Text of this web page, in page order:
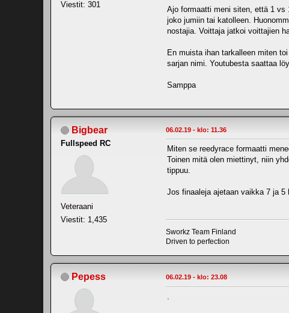
Viestit: 301
Ajo formaatti meni siten, että 1 vs
joko jumiin tai katolleen.
nostajia. Voittaja jatkoi voittajien
En muista ihan tarkalleen miten
sarjan nimi. Youtubesta saattaa
Samppa
Bigbear
Fullspeed RC
Veteraani
Viestit: 1,435
06.02.19 - klo: 11.36
Miten se reedyrace formaatti
Toinen mitä olen miettinyt, niin
tippuu.
Jos finaaleja ajetaan vaikka 7 ja 5
Sworkz Team Finland
Driven to perfection
Pepess 06.02.19 - klo: 23.08